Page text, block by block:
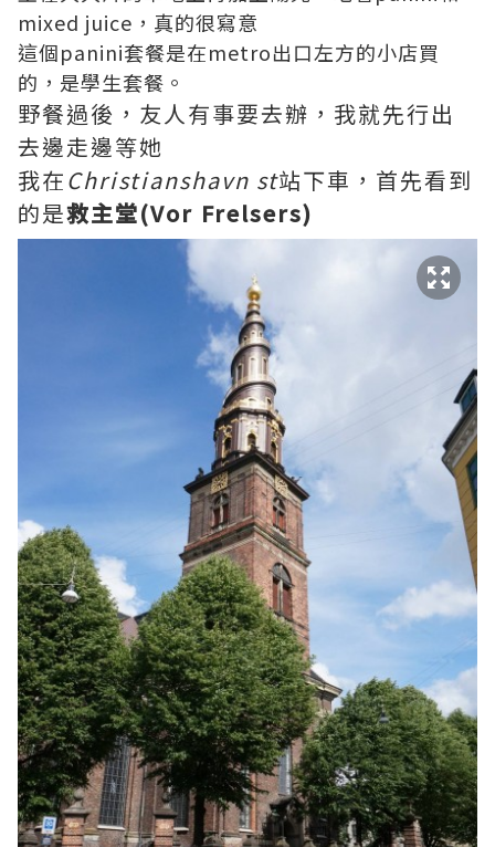
mixed juice，真的很寫意
這個panini套餐是在metro出口左方的小店買
的，是學生套餐。
野餐過後，友人有事要去辦，我就先行出
去邊走邊等她
我在Christianshavn st站下車，首先看到
的是救主堂(Vor Frelsers)